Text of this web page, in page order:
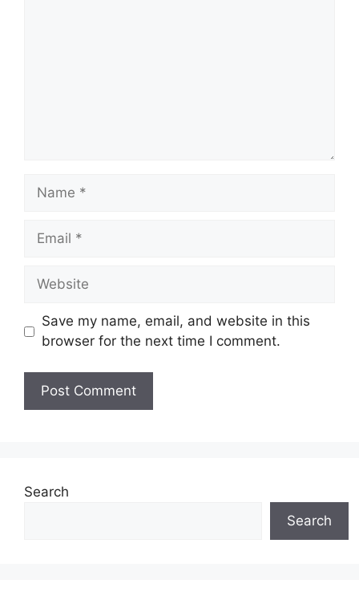
Name
Email
Website
Save my name, email, and website in this
browser for the next time I comment.
Search
Search